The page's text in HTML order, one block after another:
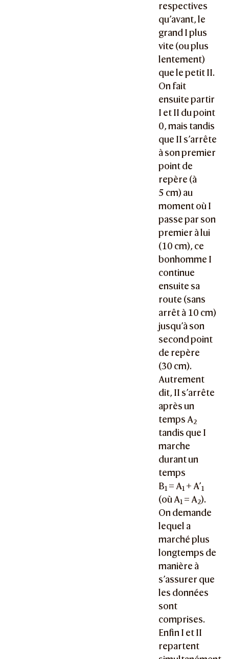
respectives
qu’avant, le
grand I plus
vite (ou plus
lentement)
que le petit II.
On fait
ensuite partir
I et II du point
0, mais tandis
que II s’arrête
à son premier
point de
repère (à
5 cm) au
moment où I
passe par son
premier à lui
(10 cm), ce
bonhomme I
continue
ensuite sa
route (sans
arrêt à 10 cm)
jusqu’à son
second point
de repère
(30 cm).
Autrement
dit, II s’arrête
après un
temps A2
tandis que I
marche
durant un
temps
B1 = A1 + A’1
(où A1 = A2).
On demande
lequel a
marché plus
longtemps de
manière à
s’assurer que
les données
sont
comprises.
Enfin I et II
repartent